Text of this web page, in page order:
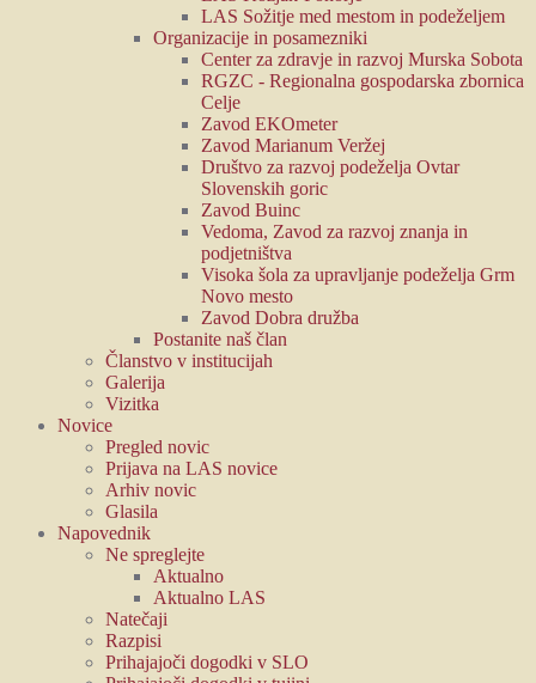
LAS Sožitje med mestom in podeželjem
Organizacije in posamezniki
Center za zdravje in razvoj Murska Sobota
RGZC - Regionalna gospodarska zbornica
Celje
Zavod EKOmeter
Zavod Marianum Veržej
Društvo za razvoj podeželja Ovtar
Slovenskih goric
Zavod Buinc
Vedoma, Zavod za razvoj znanja in
podjetništva
Visoka šola za upravljanje podeželja Grm
Novo mesto
Zavod Dobra družba
Postanite naš član
Članstvo v institucijah
Galerija
Vizitka
Novice
Pregled novic
Prijava na LAS novice
Arhiv novic
Glasila
Napovednik
Ne spreglejte
Aktualno
Aktualno LAS
Natečaji
Razpisi
Prihajajoči dogodki v SLO